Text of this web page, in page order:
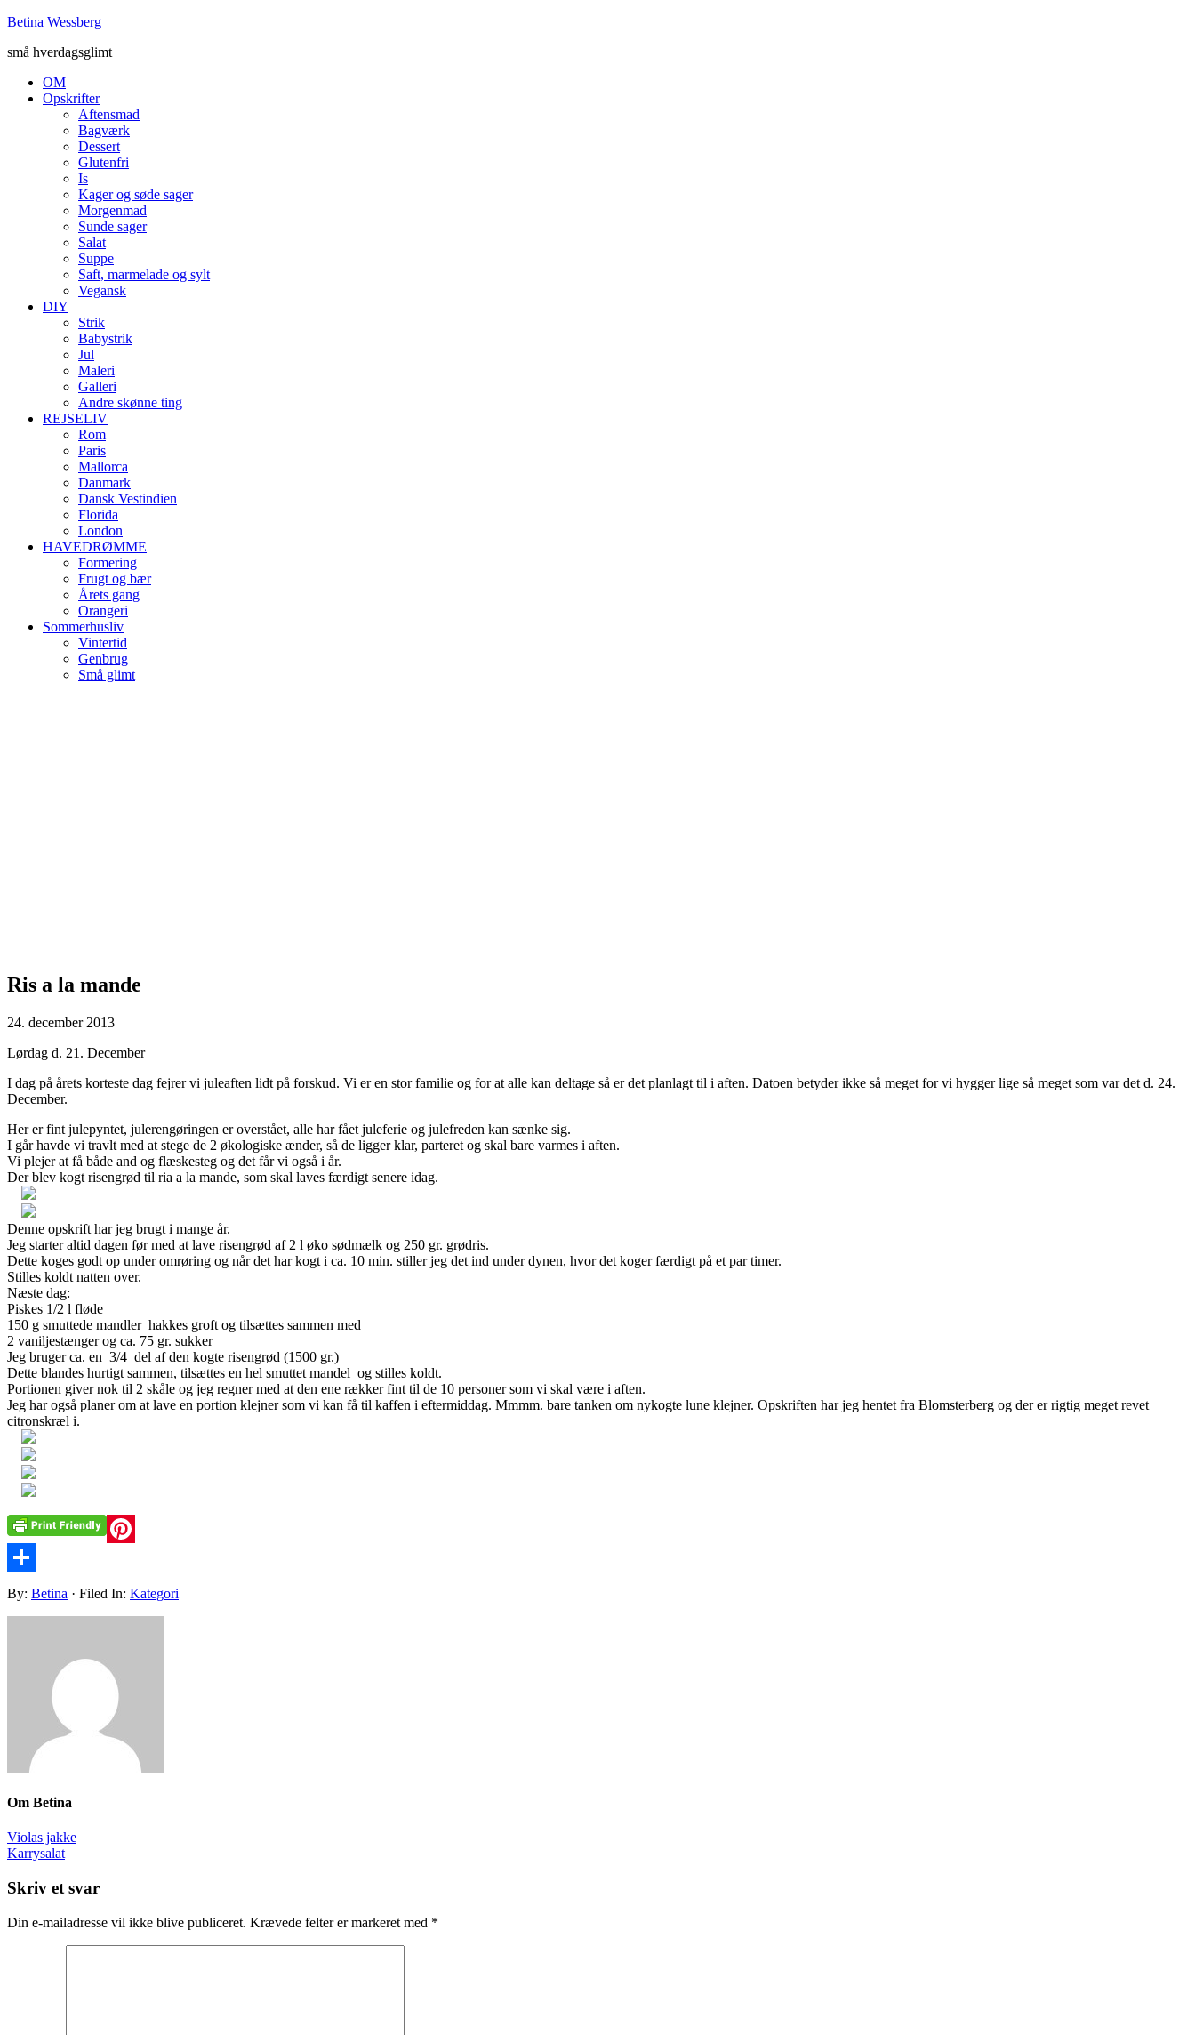
Betina Wessberg
små hverdagsglimt
OM
Opskrifter
Aftensmad
Bagværk
Dessert
Glutenfri
Is
Kager og søde sager
Morgenmad
Sunde sager
Salat
Suppe
Saft, marmelade og sylt
Vegansk
DIY
Strik
Babystrik
Jul
Maleri
Galleri
Andre skønne ting
REJSELIV
Rom
Paris
Mallorca
Danmark
Dansk Vestindien
Florida
London
HAVEDRØMME
Formering
Frugt og bær
Årets gang
Orangeri
Sommerhusliv
Vintertid
Genbrug
Små glimt
Ris a la mande
24. december 2013
Lørdag d. 21. December
I dag på årets korteste dag fejrer vi juleaften lidt på forskud. Vi er en stor familie og for at alle kan deltage så er det planlagt til i aften. Datoen betyder ikke så meget for vi hygger lige så meget som var det d. 24.
December.
Her er fint julepyntet, julerengøringen er overstået, alle har fået juleferie og julefreden kan sænke sig.
I går havde vi travlt med at stege de 2 økologiske ænder, så de ligger klar, parteret og skal bare varmes i aften.
Vi plejer at få både and og flæskesteg og det får vi også i år.
Der blev kogt risengrød til ria a la mande, som skal laves færdigt senere idag.
Denne opskrift har jeg brugt i mange år.
Jeg starter altid dagen før med at lave risengrød af 2 l øko sødmælk og 250 gr. grødris.
Dette koges godt op under omrøring og når det har kogt i ca. 10 min. stiller jeg det ind under dynen, hvor det koger færdigt på et par timer.
Stilles koldt natten over.
Næste dag:
Piskes 1/2 l fløde
150 g smuttede mandler hakkes groft og tilsættes sammen med
2 vaniljestænger og ca. 75 gr. sukker
Jeg bruger ca. en 3/4 del af den kogte risengrød (1500 gr.)
Dette blandes hurtigt sammen, tilsættes en hel smuttet mandel og stilles koldt.
Portionen giver nok til 2 skåle og jeg regner med at den ene rækker fint til de 10 personer som vi skal være i aften.
Jeg har også planer om at lave en portion klejner som vi kan få til kaffen i eftermiddag. Mmmm. bare tanken om nykogte lune klejner. Opskriften har jeg hentet fra Blomsterberg og der er rigtig meget revet
citronskræl i.
Pinterest
Share
By: Betina · Filed In: Kategori
Om Betina
Violas jakke
Karrysalat
Skriv et svar
Din e-mailadresse vil ikke blive publiceret. Krævede felter er markeret med *